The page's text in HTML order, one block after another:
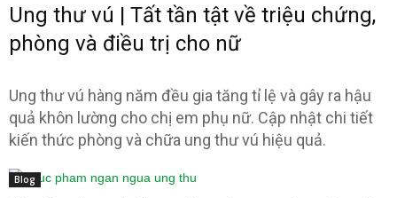
Ung thư vú | Tất tần tật về triệu chứng,
phòng và điều trị cho nữ
Ung thư vú hàng năm đều gia tăng tỉ lệ và gây ra hậu
quả khôn lường cho chị em phụ nữ. Cập nhật chi tiết
kiến thức phòng và chữa ung thư vú hiệu quả.
Blog